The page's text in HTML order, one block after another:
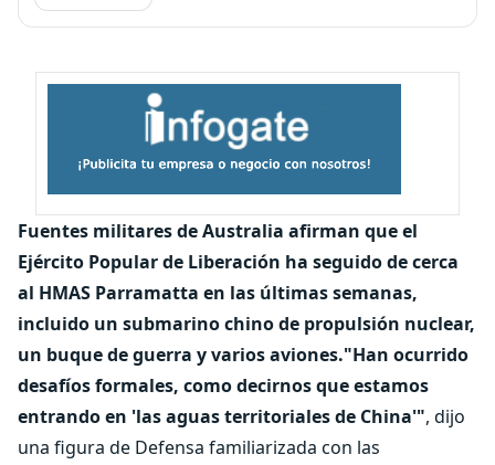
Fuentes militares de Australia afirman que el
Ejército Popular de Liberación ha seguido de cerca
al HMAS Parramatta en las últimas semanas,
incluido un submarino chino de propulsión nuclear,
un buque de guerra y varios aviones."Han ocurrido
desafíos formales, como decirnos que estamos
entrando en 'las aguas territoriales de China'", dijo
una figura de Defensa familiarizada con las